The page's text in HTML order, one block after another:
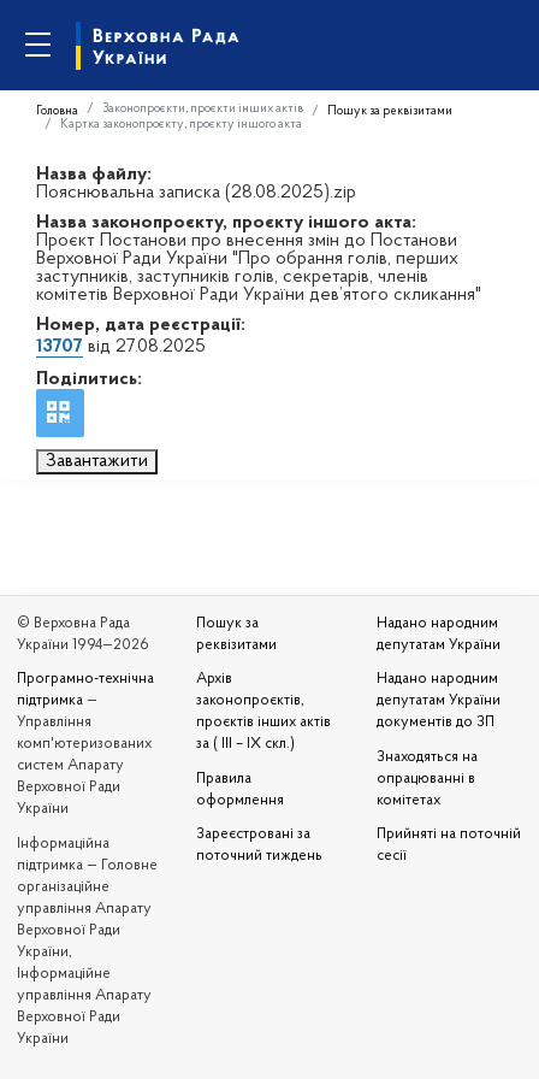
Головна Законопроєкти, проєкти інших актів
Пошук за реквізитами
Картка законопроєкту, проєкту іншого акта
Назва файлу:
Пояснювальна записка (28.08.2025).zip
Назва законопроєкту, проєкту іншого акта:
Проєкт Постанови про внесення змін до Постанови
Верховної Ради України "Про обрання голів, перших
заступників, заступників голів, секретарів, членів
комітетів Верховної Ради України дев’ятого скликання"
Номер, дата реєстрації:
13707 від 27.08.2025
Поділитись:
Завантажити
© Верховна Рада
України 1994—2026
Програмно-технічна
підтримка —
Управління
комп'ютеризованих
систем Апарату
Верховної Ради
України
Iнформаційна
підтримка — Головне
організаційне
управління Апарату
Верховної Ради
України,
Інформаційне
управління Апарату
Верховної Ради
України
Пошук за
реквізитами
Архів
законопроєктів,
проєктів інших актів
за ( III – IX скл.)
Правила
оформлення
Зареєстровані за
поточний тиждень
Надано народним
депутатам України
Надано народним
депутатам України
документів до ЗП
Знаходяться на
опрацюванні в
комітетах
Прийняті на поточній
сесії